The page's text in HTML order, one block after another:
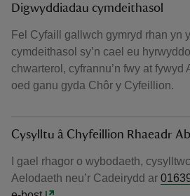
Digwyddiadau cymdeithasol
Fel Cyfaill gallwch gymryd rhan yn
cymdeithasol sy’n cael eu
chwarterol, cyfrannu’n fwy at fywyd
oed ganu gyda Chôr y Cyfeillion.
Cysylltu â Chyfeillion Rhaeadr
I gael rhagor o wybodaeth,
Aelodaeth neu’r Cadeirydd ar